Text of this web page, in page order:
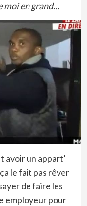
moi en grand…
avoir un appart’
le fait pas rêver
de faire les
employeur pour